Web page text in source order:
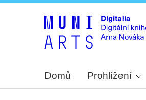
Domů Prohlížení